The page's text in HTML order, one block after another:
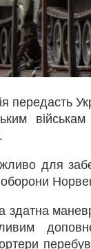
передасть
для
оборони